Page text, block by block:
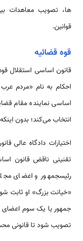
ها، تصویب معاهدات بین
قوانین.
قوه قضائیه
قانون اساسی ‌‌‌‌‌‌‌استقلال
احکام به نام «مردم
اساسی نماینده مقام
انتخاب ‌‌‌‌‌‌‌‌‌‌‌‌‌‌‌‌می‌کند؛ بدون
اختیارات دادگاه عالی
تقنینی ناقض قانون
رئیس­جمهور و اعضای
«خیانت بزرگ» او ثابت
جمهور یا یک سوم
تصویب شود تا قانونی